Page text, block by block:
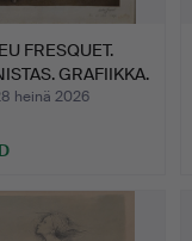
FRESQUET.
GRAFIIKKA.
heinä 2026